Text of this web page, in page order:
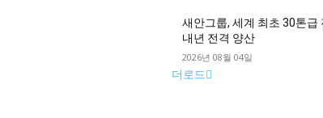
새안그룹, 세계 최초 30톤급
내년 전격 양산
2026년 08월 04일
더로드